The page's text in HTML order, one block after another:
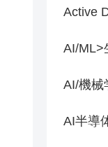
Active
AI/ML>
AI/機械
AI半導